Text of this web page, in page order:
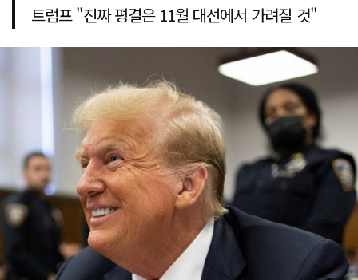
트럼프 "진짜 평결은 11월 대선에서 가려질 것"